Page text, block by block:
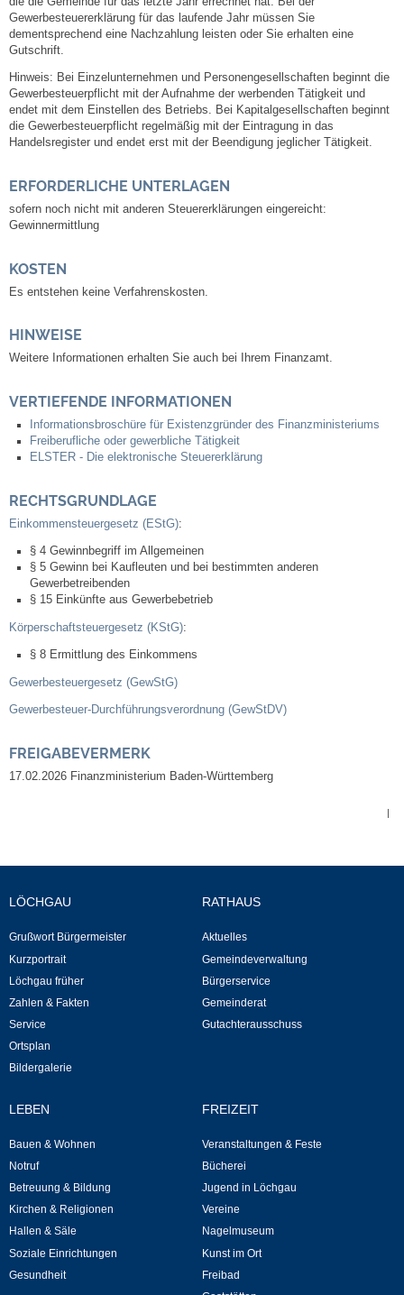
Evangelische Kirchengemeinde
Neuapostolische Kirche
Gemeindehalle
Schulturnhalle
Hallen- und Raumreservierung
Gesundheit
Veranstaltungen & Feste
Veranstaltungskalender
Bücherei
Veranstaltungen
Jugend in Löchgau
Selbsteintrag
Nagelmuseum
Kunst im Ort
Dorfrundgang
Kunst- und Kulturkreis
Freibad
Gaststätten
Tourismus
Gewerbesteuererklärung für das laufende Jahr müssen Sie
dementsprechend eine Nachzahlung leisten oder Sie erhalten eine
Gutschrift.
Hinweis: Bei Einzelunternehmen und Personengesellschaften beginnt die
Gewerbesteuerpflicht mit der Aufnahme der werbenden Tätigkeit und
endet mit dem Einstellen des Betriebs. Bei Kapitalgesellschaften beginnt
die Gewerbesteuerpflicht regelmäßig mit der Eintragung in das
Handelsregister und endet erst mit der Beendigung jeglicher Tätigkeit.
ERFORDERLICHE UNTERLAGEN
sofern noch nicht mit anderen Steuererklärungen eingereicht:
Gewinnermittlung
KOSTEN
Es entstehen keine Verfahrenskosten.
HINWEISE
Weitere Informationen erhalten Sie auch bei Ihrem Finanzamt.
VERTIEFENDE INFORMATIONEN
Informationsbroschüre für Existenzgründer des Finanzministeriums
Freiberufliche oder gewerbliche Tätigkeit
ELSTER - Die elektronische Steuererklärung
RECHTSGRUNDLAGE
Einkommensteuergesetz (EStG):
§ 4 Gewinnbegriff im Allgemeinen
§ 5 Gewinn bei Kaufleuten und bei bestimmten anderen
Gewerbetreibenden
§ 15 Einkünfte aus Gewerbebetrieb
Körperschaftsteuergesetz (KStG):
§ 8 Ermittlung des Einkommens
Gewerbesteuergesetz (GewStG)
Gewerbesteuer-Durchführungsverordnung (GewStDV)
FREIGABEVERMERK
17.02.2026 Finanzministerium Baden-Württemberg
LÖCHGAU
Grußwort Bürgermeister
Kurzportrait
Löchgau früher
Zahlen & Fakten
Service
Ortsplan
Bildergalerie
RATHAUS
Aktuelles
Gemeindeverwaltung
Bürgerservice
Gemeinderat
Gutachterausschuss
LEBEN
Bauen & Wohnen
Notruf
Betreuung & Bildung
Kirchen & Religionen
Hallen & Säle
Soziale Einrichtungen
Gesundheit
FREIZEIT
Veranstaltungen & Feste
Bücherei
Jugend in Löchgau
Vereine
Nagelmuseum
Kunst im Ort
Freibad